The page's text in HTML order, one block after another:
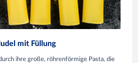
mit Füllung
ihre große, röhrenförmige Pasta, die